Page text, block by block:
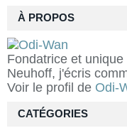
À PROPOS
Fondatrice et
Neuhoff, j'écris
Voir le profil de Odi-
CATÉGORIES